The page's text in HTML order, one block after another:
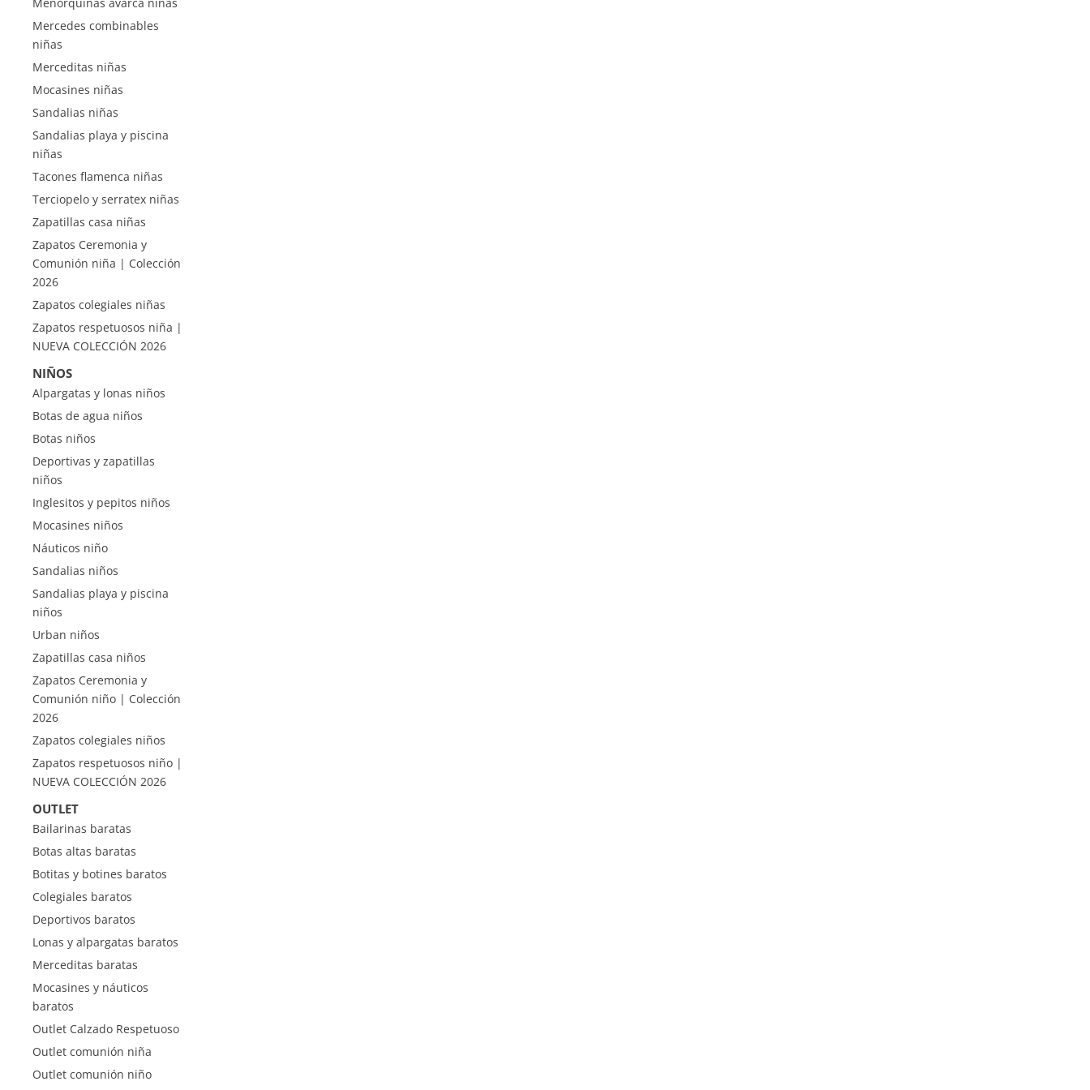
Mercedes combinables
niñas
Merceditas niñas
Mocasines niñas
Sandalias niñas
Sandalias playa y piscina
niñas
Tacones flamenca niñas
Terciopelo y serratex niñas
Zapatillas casa niñas
Zapatos Ceremonia y
Comunión niña | Colección
2026
Zapatos colegiales niñas
Zapatos respetuosos niña |
NUEVA COLECCIÓN 2026
NIÑOS
Alpargatas y lonas niños
Botas de agua niños
Botas niños
Deportivas y zapatillas
niños
Inglesitos y pepitos niños
Mocasines niños
Náuticos niño
Sandalias niños
Sandalias playa y piscina
niños
Urban niños
Zapatillas casa niños
Zapatos Ceremonia y
Comunión niño | Colección
2026
Zapatos colegiales niños
Zapatos respetuosos niño |
NUEVA COLECCIÓN 2026
OUTLET
Bailarinas baratas
Botas altas baratas
Botitas y botines baratos
Colegiales baratos
Deportivos baratos
Lonas y alpargatas baratos
Merceditas baratas
Mocasines y náuticos
baratos
Outlet Calzado Respetuoso
Outlet comunión niña
Outlet comunión niño